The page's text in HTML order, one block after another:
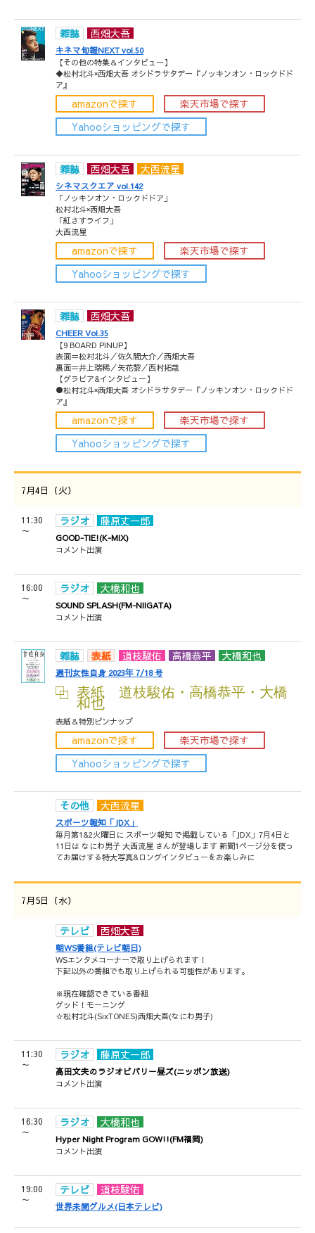
雑誌 西畑大吾
キネマ旬報NEXT vol.50
【その他の特集＆インタビュー】
◆松村北斗×西畑大吾 オシドラサタデー『ノッキンオン・ロックドド
ア』
amazonで探す
楽天市場で探す
Yahooショッピングで探す
雑誌 西畑大吾 大西流星
シネマスクエア vol.142
「ノッキンオン・ロックドドア」
松村北斗×西畑大吾
「紅さすライフ」
大西流星
amazonで探す
楽天市場で探す
Yahooショッピングで探す
雑誌 西畑大吾
CHEER Vol.35
【9 BOARD PINUP】
表面＝松村北斗／佐久間大介／西畑大吾
裏面＝井上瑞稀／矢花黎／西村拓哉
【グラビア&インタビュー】
●松村北斗×西畑大吾 オシドラサタデー『ノッキンオン・ロックドド
ア』
amazonで探す
楽天市場で探す
Yahooショッピングで探す
7月4日（火）
11:30
～
ラジオ 藤原丈一郎
GOOD-TIE!(K-MIX)
コメント出演
16:00
～
ラジオ 大橋和也
SOUND SPLASH(FM-NIIGATA)
コメント出演
雑誌 表紙 道枝駿佑 高橋恭平 大橋和也
週刊女性自身 2023年 7/18 号
表紙 道枝駿佑・高橋恭平・大橋
和也
表紙＆特別ピンナップ
amazonで探す
楽天市場で探す
Yahooショッピングで探す
その他 大西流星
スポーツ報知「JDX」
毎月第1&2火曜日に スポーツ報知 で掲載している「JDX」7月4日と
11日は なにわ男子 大西流星 さんが登場します 新聞1ページ分を使っ
てお届けする特大写真&ロングインタビューをお楽しみに
7月5日（水）
テレビ 西畑大吾
朝WS番組(テレビ朝日)
WSエンタメコーナーで取り上げられます！
下記以外の番組でも取り上げられる可能性があります。
※現在確認できている番組
グッド！モーニング
☆松村北斗(SixTONES)西畑大吾(なにわ男子)
11:30
～
ラジオ 藤原丈一郎
高田文夫のラジオビバリー昼ズ(ニッポン放送)
コメント出演
16:30
～
ラジオ 大橋和也
Hyper Night Program GOW!!(FM福岡)
コメント出演
19:00
～
テレビ 道枝駿佑
世界未開グルメ(日本テレビ)